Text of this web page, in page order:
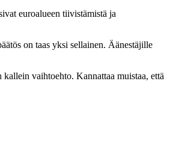
euroalueen tiivistämistä ja
on taas yksi sellainen. Äänestäjille
vaihtoehto. Kannattaa muistaa, että